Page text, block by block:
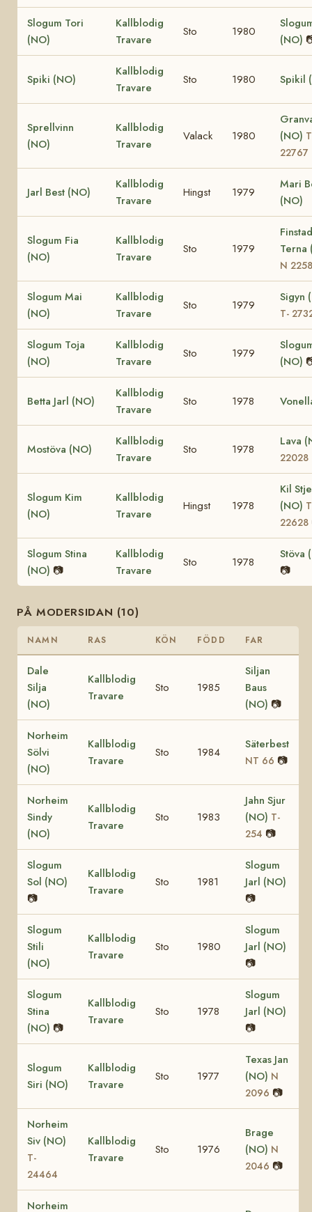
Slogum Tori
(NO)
Kallblodig
Travare
Sto 1980
(NO)
Spiki (NO)
Kallblodig
Travare
Sto 1980 Spikil
Sprellvinn
(NO)
Kallblodig
Travare
Valack 1980
(NO)
22767
Jarl Best (NO)
Kallblodig
Travare
Hingst 1979
Mari
(NO)
Slogum Fia
(NO)
Kallblodig
Travare
Sto 1979
Finstad
Terna
N
Slogum Mai
(NO)
Kallblodig
Travare
Sto 1979
Sigyn
T-
Slogum Toja
(NO)
Kallblodig
Travare
Sto 1979
(NO)
Betta Jarl (NO)
Kallblodig
Travare
Sto 1978
Mostöva (NO)
Kallblodig
Travare
Sto 1978
Lava
22028
Slogum Kim
(NO)
Kallblodig
Travare
Hingst 1978
Kil
(NO)
22628
Slogum Stina
(NO) 📷
Kallblodig
Travare
Sto 1978
Stöva
📷
PÅ MODERSIDAN (10)
NAMN RAS KÖN FÖDD FAR
Dale
Silja
(NO)
Kallblodig
Travare
Sto 1985
Siljan
Baus
(NO) 📷
Norheim
Sölvi
(NO)
Kallblodig
Travare
Sto 1984
Säterbest
NT 66 📷
Norheim
Sindy
(NO)
Kallblodig
Travare
Sto 1983
Jahn Sjur
(NO) T-
254 📷
Slogum
Sol (NO)
📷
Kallblodig
Travare
Sto 1981
Slogum
Jarl (NO)
📷
Slogum
Stili
(NO)
Kallblodig
Travare
Sto 1980
Slogum
Jarl (NO)
📷
Slogum
Stina
(NO) 📷
Kallblodig
Travare
Sto 1978
Slogum
Jarl (NO)
📷
Slogum
Siri (NO)
Kallblodig
Travare
Sto 1977
Texas Jan
(NO) N
2096 📷
Norheim
Siv (NO)
T-
24464
Kallblodig
Travare
Sto 1976
Brage
(NO) N
2046 📷
Norheim